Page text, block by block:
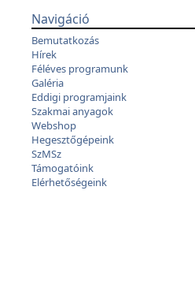
Navigáció
Bemutatkozás
Hírek
Féléves programunk
Galéria
Eddigi programjaink
Szakmai anyagok
Webshop
Hegesztőgépeink
SzMSz
Támogatóink
Elérhetőségeink